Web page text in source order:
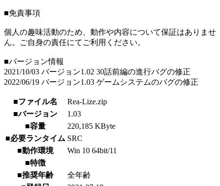
■免責事項
個人の趣味活動のため、動作や内容について保証はありませ
ん。ご自身の責任にてご利用ください。
■バージョン情報
2021/10/03 バージョン1.02 30話前編の進行バグの修正
2022/06/19 バージョン1.03 ゲームシステムのバグの修正
■ファイル名
Rea-Lize.zip
■バージョン
1.03
■容量
220,185 KByte
■必要ランタイム SRC
■動作環境
Win 10 64bit/11
■特徴
■推奨年齢
全年齢